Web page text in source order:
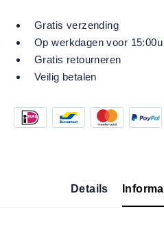
Gratis verzending
Op werkdagen voor
Gratis retourneren
Veilig betalen
Details